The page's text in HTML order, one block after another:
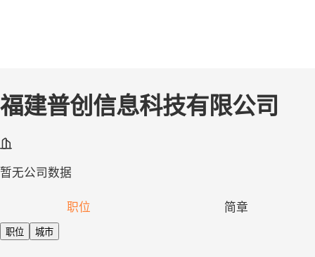
福建普创信息科技有限公司
暂无公司数据
职位 简章
职位 城市